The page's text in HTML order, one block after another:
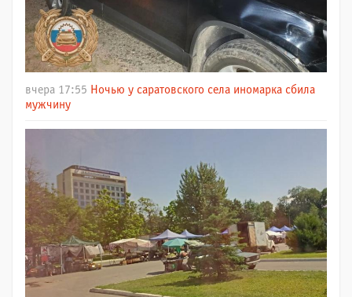
вчера 17:55 Ночью у саратовского села иномарка сбила
мужчину